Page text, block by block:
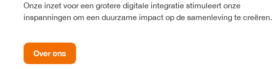
Onze inzet voor een grotere digitale integratie stimuleert onze
inspanningen om een duurzame impact op de samenleving te creëren.
Over ons